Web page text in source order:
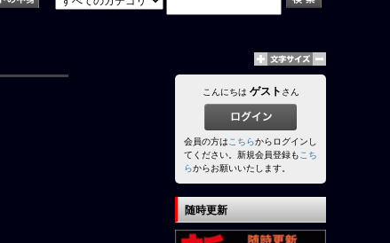
こんにちは ゲスト さん
会員の方はこちらからログインし
てください。新規会員登録もこち
らからお願いいたします。
随時更新